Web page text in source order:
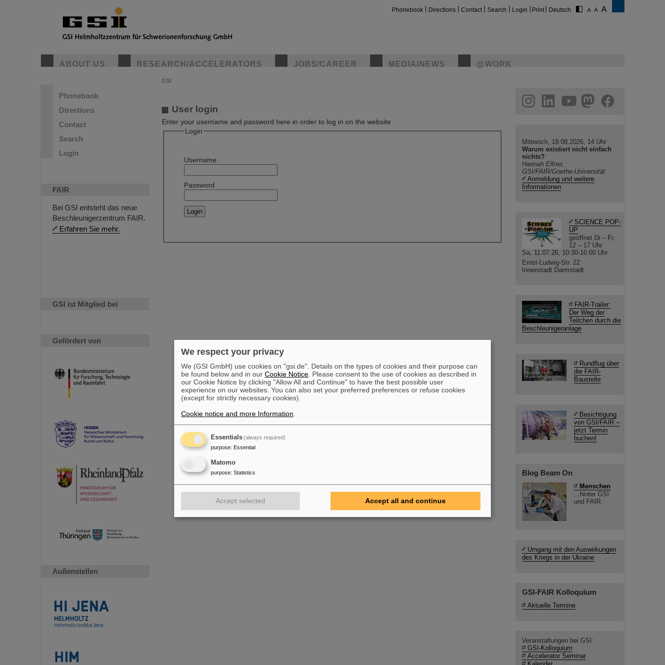
Phonebook Directions Contact Search Login Print Deutsch
ABOUT US RESEARCH/ACCELERATORS JOBS/CAREER MEDIA/NEWS @WORK
Phonebook
Directions
Contact
Search
Login
FAIR
Bei GSI entsteht das neue
Beschleunigerzentrum FAIR.
Erfahren Sie mehr.
GSI ist Mitglied bei
Gefördert von
Außenstellen
GSI
User login
Enter your username and password here in order to log in on the website
Login
Username
Password
helmholtz.social
facebook
Mittwoch, 19.08.2026, 14 Uhr
Warum existiert nicht einfach
nichts?
Hannah Elfner,
GSI/FAIR/Goethe-Universität
Anmeldung und weitere
Informationen
SCIENCE POP-
UP
geöffnet Di – Fr,
12 – 17 Uhr
Sa, 11.07.26, 10:30-16:00 Uhr
Ernst-Ludwig-Str. 22
Innenstadt Darmstadt
FAIR-Trailer:
Der Weg der
Teilchen durch die
Beschleunigeranlage
Rundflug über
die FAIR-
Baustelle
Besichtigung
von GSI/FAIR –
jetzt Termin
buchen!
Blog Beam On
Menschen
...hinter GSI
und FAIR.
Umgang mit den Auswirkungen
des Kriegs in der Ukraine
GSI-FAIR Kolloquium
Aktuelle Termine
Veranstaltungen bei GSI:
GSI-Kolloquium
Accelerator Seminar
We respect your privacy
We (GSI GmbH) use cookies on "gsi.de". Details on the types of cookies and their purpose can
be found below and in our Cookie Notice . Please consent to the use of cookies as described in
our Cookie Notice by clicking "Allow All and Continue" to have the best possible user
experience on our websites. You can also set your preferred preferences or refuse cookies
(except for strictly necessary cookies).
Cookie notice and more Information
Essentials(always required)
purpose: Essential
Matomo
purpose: Statistics
Accept selected Accept all and continue